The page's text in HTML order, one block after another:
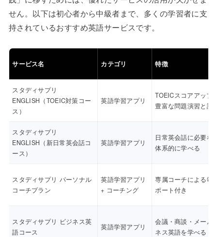
せん。以下は初心者から中級者まで、多くの学習者に支
持されているおすすめ英語サービスです。
サービス名 カテゴリ 特徴
スタディサプリ
ENGLISH（TOEIC対策コー
ス）
英語学習アプリ
TOEICスコアアップ
豊富な問題演習と講
スタディサプリ
ENGLISH（新日常英会話コ
ース）
英語学習アプリ
日常英会話に必要な
体系的に学べる
スタディサプリ パーソナル
コーチプラン
英語学習アプリ
+ コーチング
専属コーチによる毎
ポート付き
スタディサプリ ビジネス英
語コース
英語学習アプリ
会議・商談・メール
ネス英語を学べる